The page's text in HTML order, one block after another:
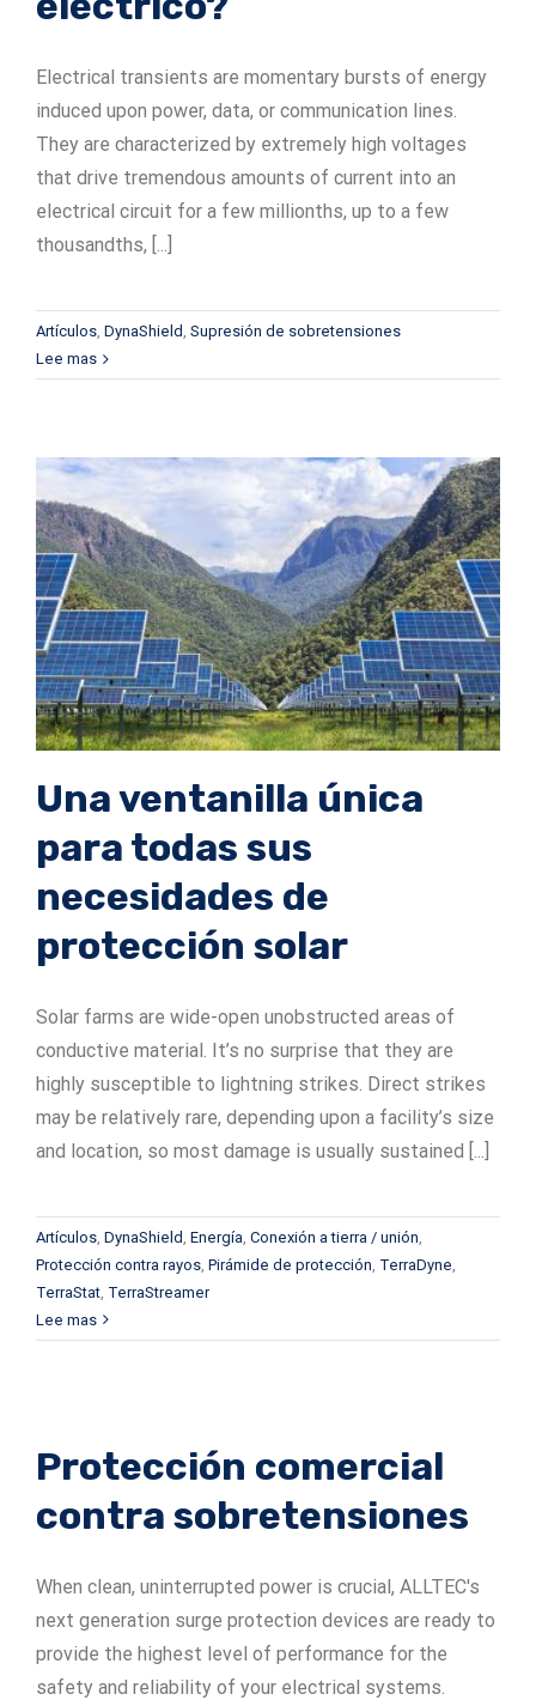
Serie ADSrs
Serie ADSx
Serie PT-RD DC
Serie KSB LJ8
Serie LC de KSB
Terrastreamer
Tradicional
Electrical transients are momentary bursts of energy
induced upon power, data, or communication lines.
They are characterized by extremely high voltages
that drive tremendous amounts of current into an
electrical circuit for a few millionths, up to a few
thousandths, [...]
Artículos, DynaShield, Supresión de sobretensiones
Lee mas
Una ventanilla única
para todas sus
necesidades de
protección solar
Solar farms are wide-open unobstructed areas of
conductive material. It’s no surprise that they are
highly susceptible to lightning strikes. Direct strikes
may be relatively rare, depending upon a facility’s size
and location, so most damage is usually sustained [...]
Artículos DynaShield Energía Conexión a tierra / unión
Protección contra rayos Pirámide de protección TerraDyne
TerraStat TerraStreamer
Lee mas
Protección comercial
contra sobretensiones
When clean, uninterrupted power is crucial, ALLTEC's
next generation surge protection devices are ready to
provide the highest level of performance for the
safety and reliability of your electrical systems.